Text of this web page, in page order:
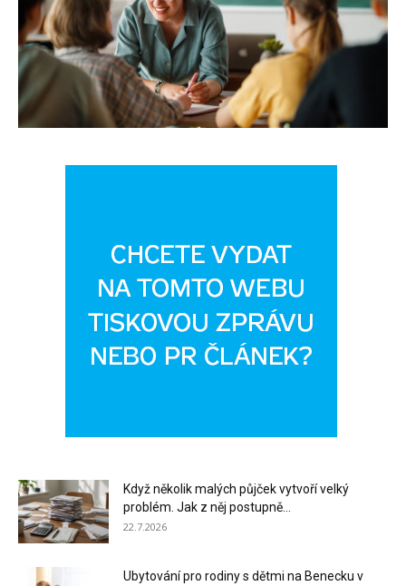
Když několik malých půjček vytvoří velký
problém. Jak z něj postupně...
22.7.2026
Ubytování pro rodiny s dětmi na Benecku v